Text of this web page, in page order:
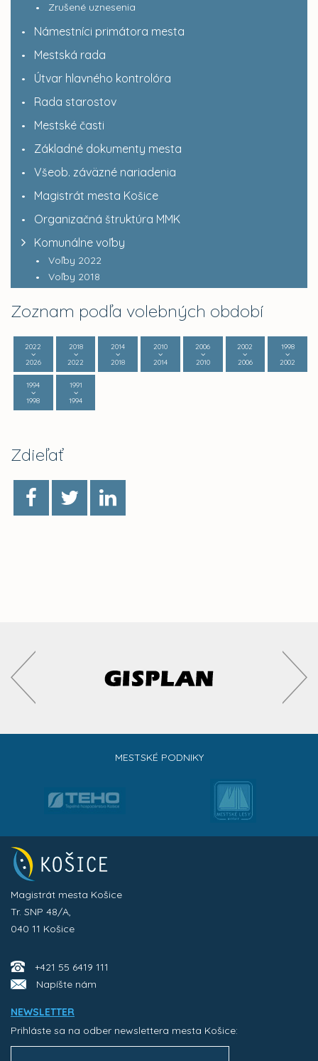
Zrušené uznesenia
Námestníci primátora mesta
Mestská rada
Útvar hlavného kontrolóra
Rada starostov
Mestské časti
Základné dokumenty mesta
Všeob. záväzné nariadenia
Magistrát mesta Košice
Organizačná štruktúra MMK
Komunálne voľby
Voľby 2022
Voľby 2018
Zoznam podľa volebných období
2022
2026
2018
2022
2014
2018
2010
2014
2006
2010
2002
2006
1998
2002
1994
1998
1991
1994
Zdieľať
MESTSKÉ PODNIKY
Magistrát mesta Košice
Tr. SNP 48/A,
040 11 Košice
+421 55 6419 111
Napíšte nám
NEWSLETTER
Prihláste sa na odber newslettera mesta Košice: